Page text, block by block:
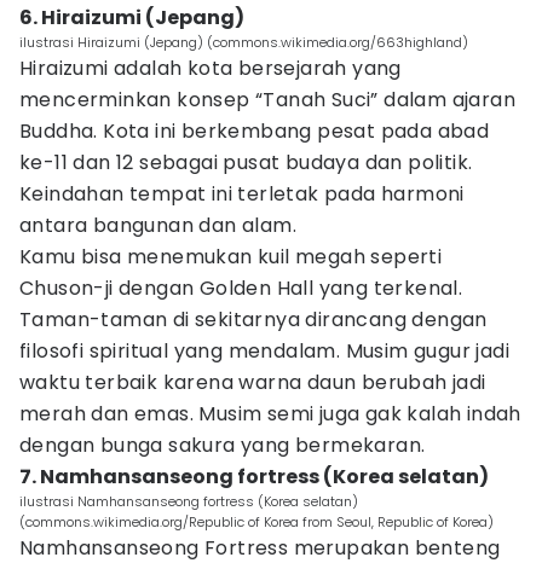
6. Hiraizumi (Jepang)
ilustrasi Hiraizumi (Jepang) (commons.wikimedia.org/663highland)
Hiraizumi adalah kota bersejarah yang
mencerminkan konsep “Tanah Suci” dalam ajaran
Buddha. Kota ini berkembang pesat pada abad
ke-11 dan 12 sebagai pusat budaya dan politik.
Keindahan tempat ini terletak pada harmoni
antara bangunan dan alam.
Kamu bisa menemukan kuil megah seperti
Chuson-ji dengan Golden Hall yang terkenal.
Taman-taman di sekitarnya dirancang dengan
filosofi spiritual yang mendalam. Musim gugur jadi
waktu terbaik karena warna daun berubah jadi
merah dan emas. Musim semi juga gak kalah indah
dengan bunga sakura yang bermekaran.
7. Namhansanseong fortress (Korea selatan)
ilustrasi Namhansanseong fortress (Korea selatan)
(commons.wikimedia.org/Republic of Korea from Seoul, Republic of Korea)
Namhansanseong Fortress merupakan benteng